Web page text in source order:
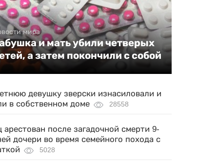
мира
и мать убили четверых
а затем покончили с собой
девушку зверски изнасиловали и
в собственном доме
28558
арестован после загадочной смерти 9-
дочери во время семейного похода с
5028